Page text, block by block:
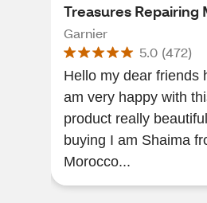
Treasures Repairing
Garnier
5.0 (472)
Hello my dear friends
am very happy with
product really
buying I am Shaima
Morocco...